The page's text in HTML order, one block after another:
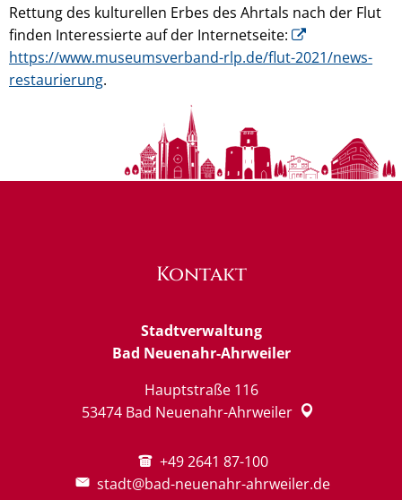
Rettung des kulturellen Erbes des Ahrtals nach der Flut
finden Interessierte auf der Internetseite:
https://www.museumsverband-rlp.de/flut-2021/news-
restaurierung.
Kontakt
Stadtverwaltung
Bad Neuenahr-Ahrweiler
Hauptstraße 116
53474 Bad Neuenahr-Ahrweiler
+49 2641 87-100
stadt@bad-neuenahr-ahrweiler.de